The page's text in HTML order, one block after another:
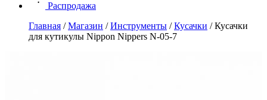
Распродажа
Главная /Магазин /Инструменты /Кусачки /Кусачки
для кутикулы Nippon Nippers N-05-7